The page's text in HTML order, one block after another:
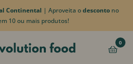
Continental | Aproveita odesconto no
10 ou mais produtos!
0